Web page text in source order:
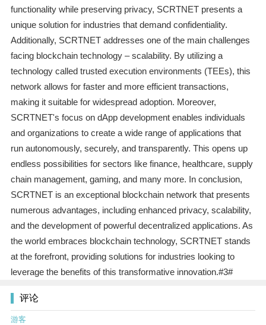
functionality while preserving privacy, SCRTNET presents a
unique solution for industries that demand confidentiality.
Additionally, SCRTNET addresses one of the main challenges
facing blockchain technology – scalability. By utilizing a
technology called trusted execution environments (TEEs), this
network allows for faster and more efficient transactions,
making it suitable for widespread adoption. Moreover,
SCRTNET's focus on dApp development enables individuals
and organizations to create a wide range of applications that
run autonomously, securely, and transparently. This opens up
endless possibilities for sectors like finance, healthcare, supply
chain management, gaming, and many more. In conclusion,
SCRTNET is an exceptional blockchain network that presents
numerous advantages, including enhanced privacy, scalability,
and the development of powerful decentralized applications. As
the world embraces blockchain technology, SCRTNET stands
at the forefront, providing solutions for industries looking to
leverage the benefits of this transformative innovation.#3#
评论
游客